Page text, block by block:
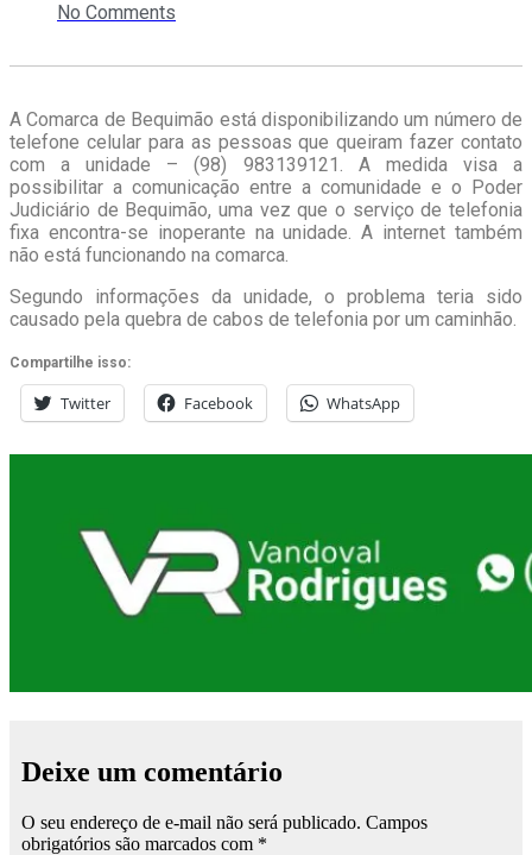
No Comments
A Comarca de Bequimão está disponibilizando um número de
telefone celular para as pessoas que queiram fazer contato
com a unidade – (98) 983139121. A medida visa a
possibilitar a comunicação entre a comunidade e o Poder
Judiciário de Bequimão, uma vez que o serviço de telefonia
fixa encontra-se inoperante na unidade. A internet também
não está funcionando na comarca.
Segundo informações da unidade, o problema teria sido
causado pela quebra de cabos de telefonia por um caminhão.
Compartilhe isso:
Twitter Facebook WhatsApp
Deixe um comentário
O seu endereço de e-mail não será publicado. Campos
obrigatórios são marcados com *